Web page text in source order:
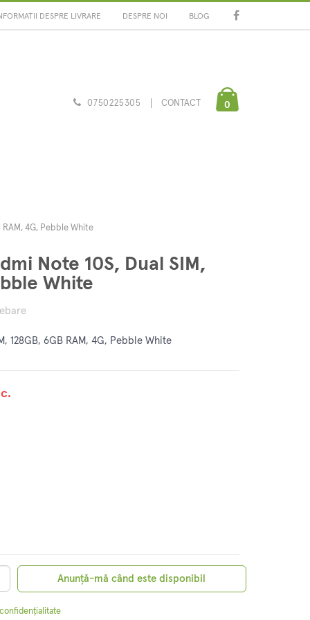
DESPRE LIVRARE DESPRE NOI BLOG
0750225305 CONTACT 0
RAM, 4G, Pebble White
Note 10S, Dual SIM,
White
128GB, 6GB RAM, 4G, Pebble White
Anunță-mă când este disponibil